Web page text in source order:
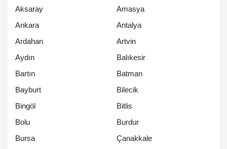
Aksaray
Amasya
Ankara
Antalya
Ardahan
Artvin
Aydın
Balıkesir
Bartın
Batman
Bayburt
Bilecik
Bingöl
Bitlis
Bolu
Burdur
Bursa
Çanakkale